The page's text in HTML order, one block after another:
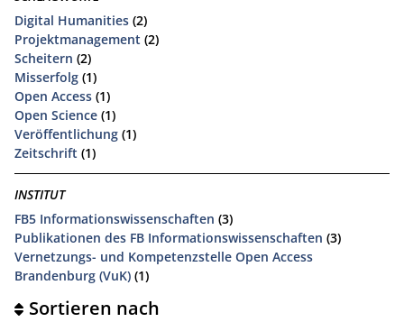
Digital Humanities (2)
Projektmanagement (2)
Scheitern (2)
Misserfolg (1)
Open Access (1)
Open Science (1)
Veröffentlichung (1)
Zeitschrift (1)
INSTITUT
FB5 Informationswissenschaften (3)
Publikationen des FB Informationswissenschaften (3)
Vernetzungs- und Kompetenzstelle Open Access
Brandenburg (VuK) (1)
Sortieren nach